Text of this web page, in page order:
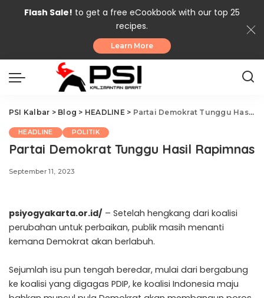
Flash Sale! to get a free eCookbook with our top 25
recipes.
Learn More
PSI Kalbar > Blog > HEADLINE> Partai Demokrat Tunggu Hasil Rapimnas
HEADLINE POLITIK
Partai Demokrat Tunggu Hasil Rapimnas
September 11, 2023
psiyogyakarta.or.id/ – Setelah hengkang dari koalisi
perubahan untuk perbaikan, publik masih menanti
kemana Demokrat akan berlabuh.
Sejumlah isu pun tengah beredar, mulai dari bergabung
ke koalisi yang digagas PDIP, ke koalisi Indonesia maju